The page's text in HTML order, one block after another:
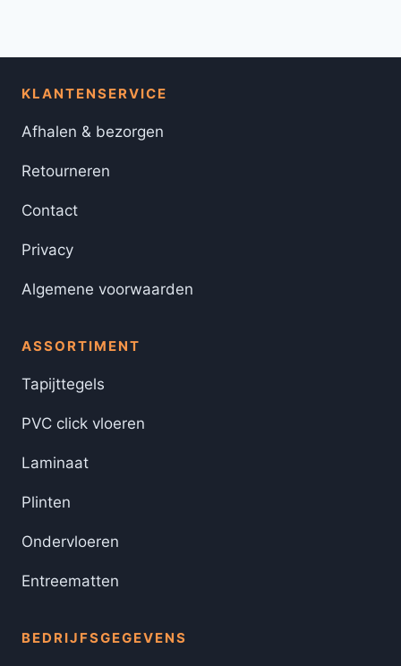
KLANTENSERVICE
Afhalen & bezorgen
Retourneren
Contact
Privacy
Algemene voorwaarden
ASSORTIMENT
Tapijttegels
PVC click vloeren
Laminaat
Plinten
Ondervloeren
Entreematten
BEDRIJFSGEGEVENS